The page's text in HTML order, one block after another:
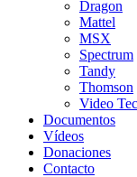
Dragon
Mattel
MSX
Spectrum
Tandy
Thomson
Video
Documentos
Vídeos
Donaciones
Contacto